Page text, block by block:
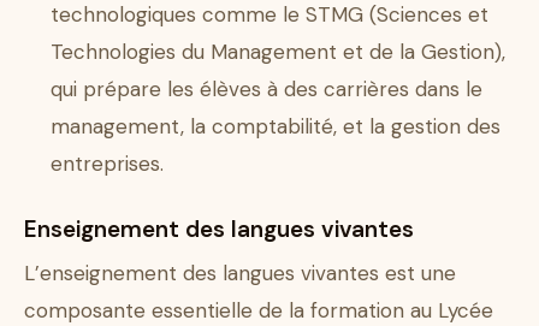
technologiques comme le STMG (Sciences et
Technologies du Management et de la Gestion),
qui prépare les élèves à des carrières dans le
management, la comptabilité, et la gestion des
entreprises.
Enseignement des langues vivantes
L’enseignement des langues vivantes est une
composante essentielle de la formation au Lycée